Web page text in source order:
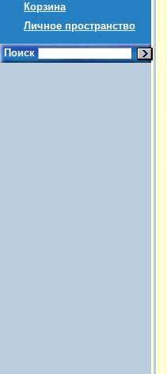
Корзина
Личное пространство
Поиск